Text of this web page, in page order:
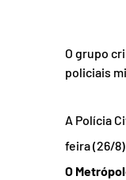
O grupo
policiais
A Polícia
feira (26/
O